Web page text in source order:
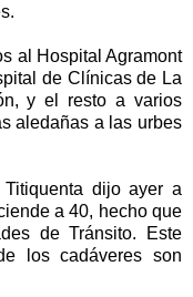
al Hospital Agramont
de Clínicas de La
y el resto a varios
aledañas a las urbes
dijo ayer a
a 40, hecho que
de Tránsito. Este
los cadáveres son